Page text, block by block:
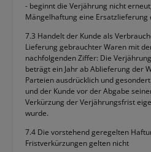
- beginnt die Verjährung nicht
Mängelhaftung eine Ersatzlieferung
7.3 Handelt der Kunde als
Lieferung gebrauchter Waren mit
nachfolgenden Ziffer: Die
beträgt ein Jahr ab Ablieferung der
Parteien ausdrücklich und
und der Kunde vor der Abgabe
Verkürzung der Verjährungsfrist
wurde.
7.4 Die vorstehend geregelten
Fristverkürzungen gelten nicht